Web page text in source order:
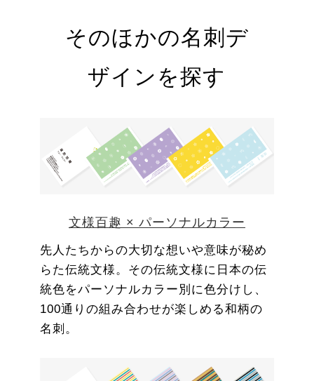
そのほかの名刺デ
ザインを探す
文様百趣 × パーソナルカラー
先人たちからの大切な想いや意味が秘め
らた伝統文様。その伝統文様に日本の伝
統色をパーソナルカラー別に色分けし、
100通りの組み合わせが楽しめる和柄の
名刺。